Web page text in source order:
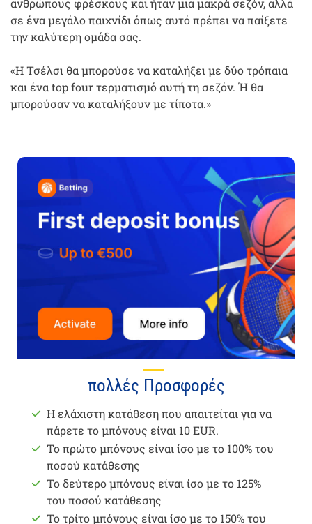
ανθρώπους φρέσκους και ήταν μια μακρά σεζόν, αλλά
σε ένα μεγάλο παιχνίδι όπως αυτό πρέπει να παίξετε
την καλύτερη ομάδα σας.
«Η Τσέλσι θα μπορούσε να καταλήξει με δύο τρόπαια
και ένα top four τερματισμό αυτή τη σεζόν. Ή θα
μπορούσαν να καταλήξουν με τίποτα.»
πολλές Προσφορές
Η ελάχιστη κατάθεση που απαιτείται για να
πάρετε το μπόνους είναι 10 EUR.
Το πρώτο μπόνους είναι ίσο με το 100% του
ποσού κατάθεσης
Το δεύτερο μπόνους είναι ίσο με το 125%
του ποσού κατάθεσης
Το τρίτο μπόνους είναι ίσο με το 150% του